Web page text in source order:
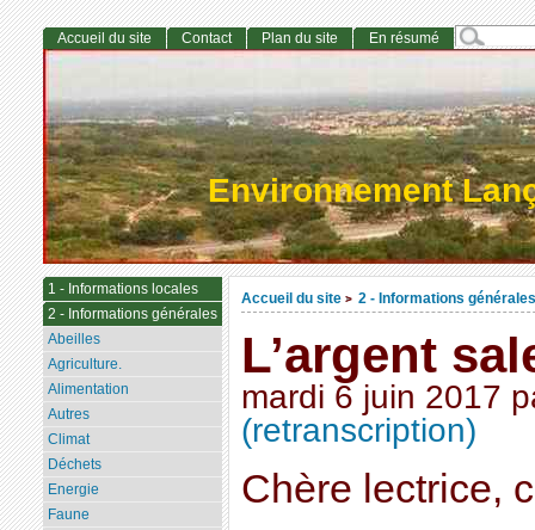
Environnement
Accueil du site > 2 - Informations générales
L’argent
mardi 6 juin 2017
(retranscription)
Chère lectrice,
Accueil du site Contact Plan du site En résumé
1 - Informations locales
2 - Informations générales
Abeilles
Agriculture.
Alimentation
Autres
Climat
Déchets
Energie
Faune